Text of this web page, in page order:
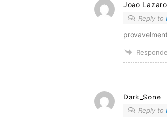
Joao Lazaro
Reply to
Dark_Sone
Reply to